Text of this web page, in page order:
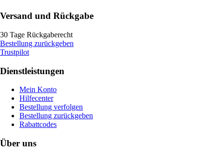
Versand und Rückgabe
30 Tage Rückgaberecht
Bestellung zurückgeben
Trustpilot
Dienstleistungen
Mein Konto
Hilfecenter
Bestellung verfolgen
Bestellung zurückgeben
Rabattcodes
Über uns